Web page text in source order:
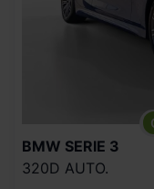
BMW SERIE 3
320D AUTO.